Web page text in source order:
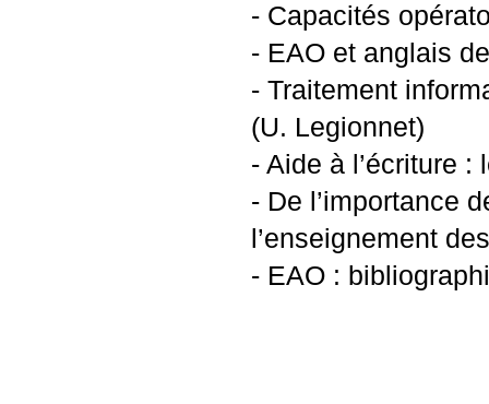
- Capacités
- EAO et anglais
- Traitement
(U. Legionnet)
- Aide à l’écriture
- De l’importance
l’enseignement
- EAO :